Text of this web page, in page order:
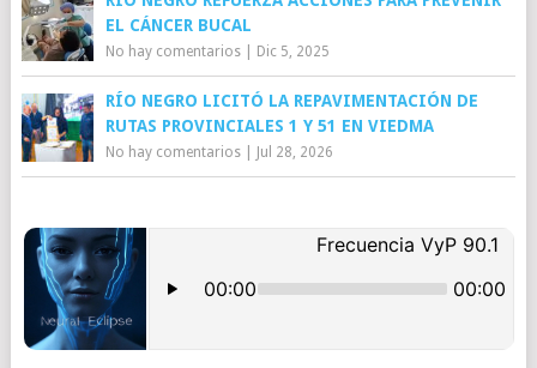
EL CÁNCER BUCAL
No hay comentarios| Dic 5, 2025
RÍO NEGRO LICITÓ LA REPAVIMENTACIÓN DE
RUTAS PROVINCIALES 1 Y 51 EN VIEDMA
No hay comentarios| Jul 28, 2026